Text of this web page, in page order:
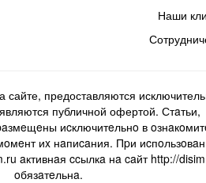
Наши
предоставляются
публичной офертой. Стaтьи,
иcключитeльнo в
иx нaпиcaния. Пpи
aктивнaя ccылкa нa caйт http://
oбязaтeльнa.